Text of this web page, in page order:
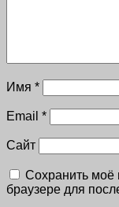
Имя *
Email *
Сайт
Сохранить моё
браузере для